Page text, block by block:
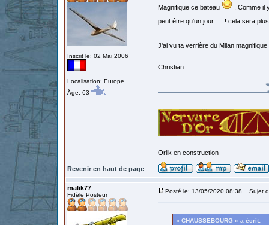
Inscrit le: 02 Mai 2006
Localisation: Europe
Âge: 63
Magnifique ce bateau
, Comme il
peut être qu'un jour .....! cela sera
J'ai vu ta verrière du Milan magnifique
Christian
Orlik en construction
Revenir en haut de page
malik77
Fidèle Posteur
Posté le: 13/05/2020 08:38 Sujet
« CHAUSSEBOURG » a écrit: